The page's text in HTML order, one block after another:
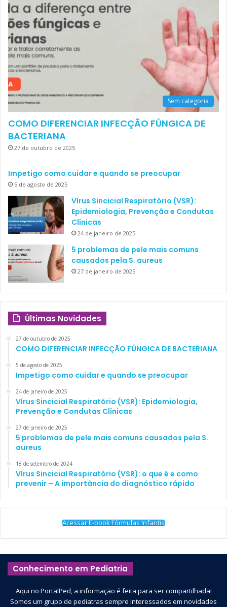
Sem categoria
COMO DIFERENCIAR INFECÇÃO FÚNGICA DE
BACTERIANA
27 de outubro de 2025
Impetigo como cuidar e quando se preocupar
5 de agosto de 2025
Vírus Sincicial Respiratório (VSR):
Epidemiologia, Prevenção e Condutas
Clínicas
24 de janeiro de 2025
5 problemas de pele mais comuns
causados pela S. aureus
27 de janeiro de 2025
Últimas Novidades
27 de outubro de 2025
COMO DIFERENCIAR INFECÇÃO FÚNGICA DE BACTERIANA
5 de agosto de 2025
Impetigo como cuidar e quando se preocupar
24 de janeiro de 2025
Vírus Sincicial Respiratório (VSR): Epidemiologia,
Prevenção e Condutas Clínicas
27 de janeiro de 2025
5 problemas de pele mais comuns causados pela S.
aureus
18 de setembro de 2024
Vírus Sincicial Respiratório (VSR): o que é e como
prevenir – A importância do diagnóstico rápido
Acessar E-book Fórmulas Infantis
Conhecimento em Pediatria
Aqui no PortalPed, a informação é feita para ser compartilhada!
Somos um grupo de pediatras sempre interessados em novidades